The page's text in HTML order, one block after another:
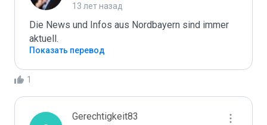
13 лет назад
Die News und Infos aus Nordbayern sind immer
aktuell.
Показать перевод
1
Gerechtigkeit83